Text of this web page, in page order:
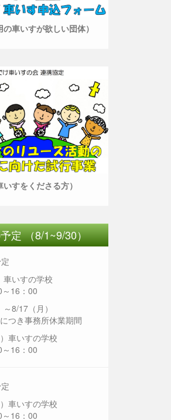
の車いすが欲しい団体）
いすをくださる方）
定 （8/1~9/30）
車いすの学校
16：00
8/17（月）
つき事務所休業期間
車いすの学校
16：00
車いすの学校
16：00